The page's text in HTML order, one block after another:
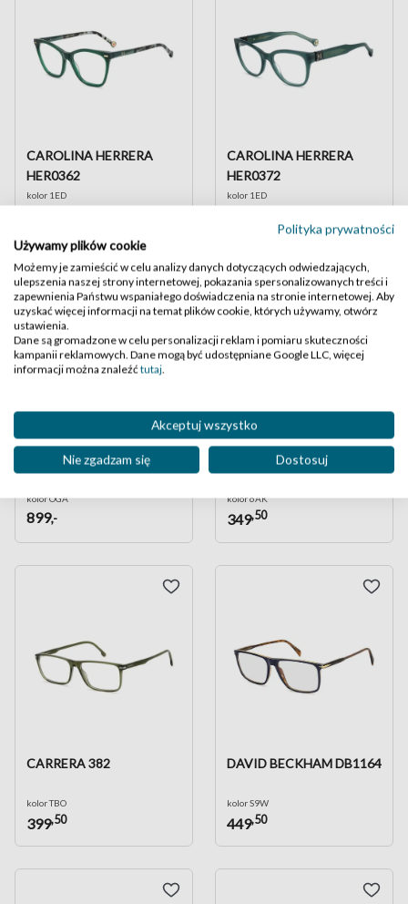
CAROLINA HERRERA
HER0362
kolor 1ED
CAROLINA HERRERA
HER0372
kolor 1ED
CAROLINA HERRERA
HER0384
kolor OGA
899,-
New
CARRERA 3036
kolor 6AK
349,50
CARRERA 382
kolor TBO
399,50
DAVID BECKHAM DB1164
kolor S9W
449,50
Polityka prywatności
Używamy plików cookie
Możemy je zamieścić w celu analizy danych dotyczących odwiedzających,
ulepszenia naszej strony internetowej, pokazania spersonalizowanych treści i
zapewnienia Państwu wspaniałego doświadczenia na stronie internetowej. Aby
uzyskać więcej informacji na temat plików cookie, których używamy, otwórz
ustawienia.
Dane są gromadzone w celu personalizacji reklam i pomiaru skuteczności
kampanii reklamowych. Dane mogą być udostępniane Google LLC, więcej
informacji można znaleźćtutaj.
Akceptuj wszystko
Nie zgadzam się Dostosuj